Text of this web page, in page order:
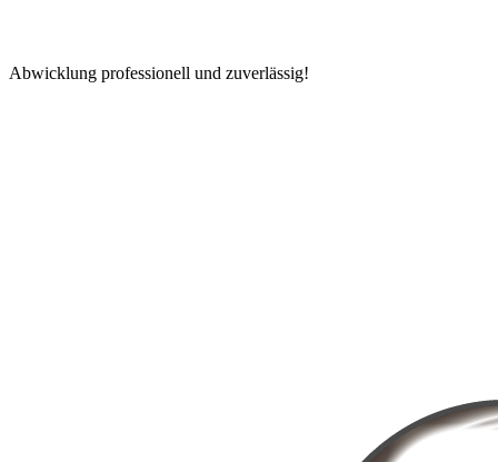
Abwicklung professionell und zuverlässig!